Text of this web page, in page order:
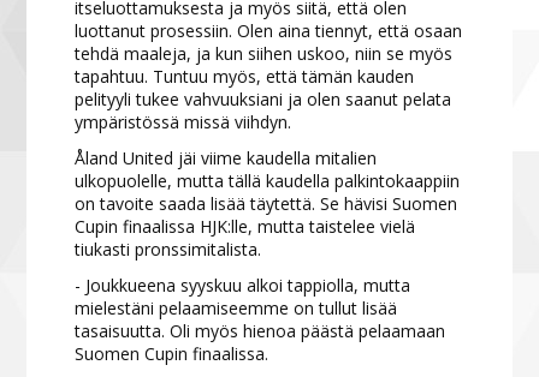
itseluottamuksesta ja myös siitä, että olen
luottanut prosessiin. Olen aina tiennyt, että osaan
tehdä maaleja, ja kun siihen uskoo, niin se myös
tapahtuu. Tuntuu myös, että tämän kauden
pelityyli tukee vahvuuksiani ja olen saanut pelata
ympäristössä missä viihdyn.
Åland United jäi viime kaudella mitalien
ulkopuolelle, mutta tällä kaudella palkintokaappiin
on tavoite saada lisää täytettä. Se hävisi Suomen
Cupin finaalissa HJK:lle, mutta taistelee vielä
tiukasti pronssimitalista.
- Joukkueena syyskuu alkoi tappiolla, mutta
mielestäni pelaamiseemme on tullut lisää
tasaisuutta. Oli myös hienoa päästä pelaamaan
Suomen Cupin finaalissa.